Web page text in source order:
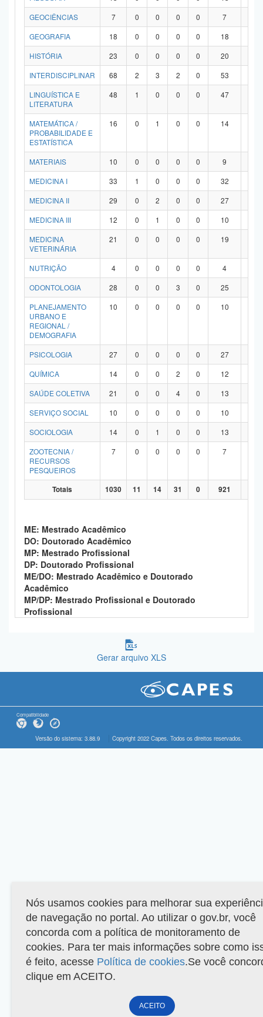
GEOCIÊNCIAS
7 0 0 0 0 7
GEOGRAFIA
18 0 0 0 0 18
HISTÓRIA
23 0 0 0 0 20
INTERDISCIPLINAR
68 2 3 2 0 53
LINGUÍSTICA E
LITERATURA
48 1 0 0 0 47
MATEMÁTICA /
PROBABILIDADE E
ESTATÍSTICA
16 0 1 0 0 14
MATERIAIS 10 0 0 0 0 9
MEDICINA I
33 1 0 0 0 32
MEDICINA II
29 0 2 0 0 27
MEDICINA III
12 0 1 0 0 10
MEDICINA
VETERINÁRIA
21 0 0 0 0 19
NUTRIÇÃO 4 0 0 0 0 4
ODONTOLOGIA
28 0 0 3 0 25
PLANEJAMENTO
URBANO E
REGIONAL /
DEMOGRAFIA
10 0 0 0 0 10
PSICOLOGIA 27 0 0 0 0 27
QUÍMICA
14 0 0 2 0 12
SAÚDE COLETIVA
21 0 0 4 0 13
SERVIÇO SOCIAL
10 0 0 0 0 10
SOCIOLOGIA
14 0 1 0 0 13
ZOOTECNIA /
RECURSOS
PESQUEIROS
7 0 0 0 0 7
Totais 1030 11 14 31 0 921
ME: Mestrado Acadêmico
DO: Doutorado Acadêmico
MP: Mestrado Profissional
DP: Doutorado Profissional
ME/DO: Mestrado Acadêmico e Doutorado
Acadêmico
MP/DP: Mestrado Profissional e Doutorado
Profissional
Gerar arquivo XLS
Compatibilidade
Versão do sistema: 3.88.9 Copyright 2022 Capes. Todos os direitos reservados.
Nós usamos cookies para melhorar sua
de navegação no portal. Ao utilizar o gov.br, você
concorda com a política de monitoramento de
cookies. Para ter mais informações sobre como
é feito, acesse Política de cookies.Se você
clique em ACEITO.
ACEITO